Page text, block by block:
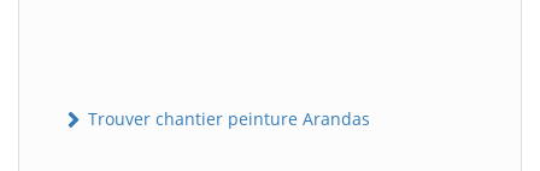
Trouver chantier peinture Arandas